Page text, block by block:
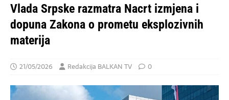
Vlada Srpske razmatra Nacrt izmjena i
dopuna Zakona o prometu eksplozivnih
materija
21/05/2026 Redakcija BALKAN TV 0